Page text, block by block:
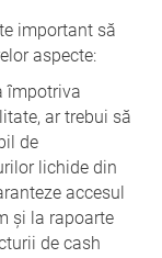
important să
aspecte:
împotriva
ar trebui să
de
lichide din
accesul
și la rapoarte
de cash